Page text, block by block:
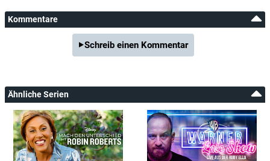
Kommentare
Schreib einen Kommentar
Ähnliche Serien